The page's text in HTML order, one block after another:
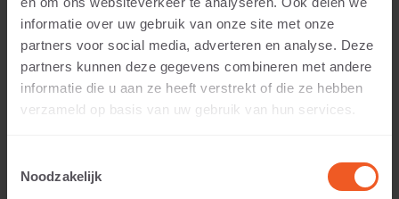
informatie over uw gebruik van onze site met onze
partners voor social media, adverteren en analyse. Deze
partners kunnen deze gegevens combineren met andere
informatie die u aan ze heeft verstrekt of die ze hebben
verzameld op basis van uw gebruik van hun services.
Noodzakelijk
12 CM DIKTE